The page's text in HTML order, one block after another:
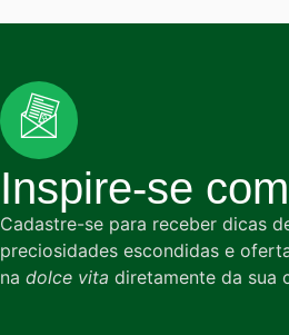
Inspire-se
Cadastre-se para receber dicas
preciosidades escondidas e
na dolce vita diretamente da sua